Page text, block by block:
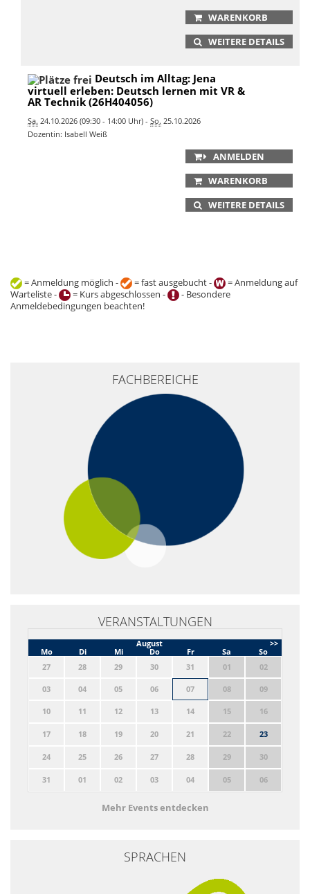
WARENKORB
WEITERE DETAILS
Deutsch im Alltag: Jena
virtuell erleben: Deutsch lernen mit VR &
AR Technik (26H404056)
Sa. 24.10.2026 (09:30 - 14:00 Uhr) - So. 25.10.2026
Dozentin: Isabell Weiß
ANMELDEN
WARENKORB
WEITERE DETAILS
= Anmeldung möglich - = fast ausgebucht -
= Anmeldung auf
Warteliste -
= Kurs abgeschlossen -
- Besondere
Anmeldebedingungen beachten!
FACHBEREICHE
VERANSTALTUNGEN
>>
August
Mo
Di Mi Do Fr Sa
So
27
28 29 30 31 01 02
03 04 05 06 07 08 09
10 11 12 13 14 15 16
17 18 19 20 21 22 23
24 25 26 27 28 29 30
31 01 02 03 04 05 06
Mehr Events entdecken
SPRACHEN